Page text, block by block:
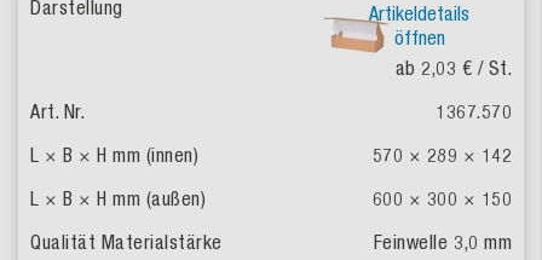
Artikeldetails
öffnen
ab 2,03 € / St.
1367.570
570 × 289 × 142
600 × 300 × 150
Feinwelle 3,0 mm